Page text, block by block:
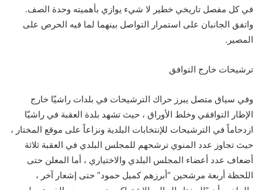
في كل مفصل تاريخي خطير لا شيء يوازي بأهميته وحدة الصف.
واتفق الجانبان على استمرار التواصل بينهما لما فيه الحرص على
المصير.
ترشيحات خارج التوافق
وفي سياق متصل يبرز حراك الترشيحات في بلدات راشيّا خارج
الإطار التوافقي وخلط الأوراق ، حيث تشهد بلدة العقبة في راشيّا
ازدحاماً في الترشيحات للإنتخابات البلدية ونزاعاً على موقع المختار ،
حيث تجاوز عدد المنوي ترشحهم للمجلس البلدي في العقبة ثلاثة
أضعاف عدد أعضاء المجلس البلدي والاختياري ، أما المعلن حتى
اللحظة أربعة مرشحين “أبرزهم كميل حمود” حتى إشعار آخر ،